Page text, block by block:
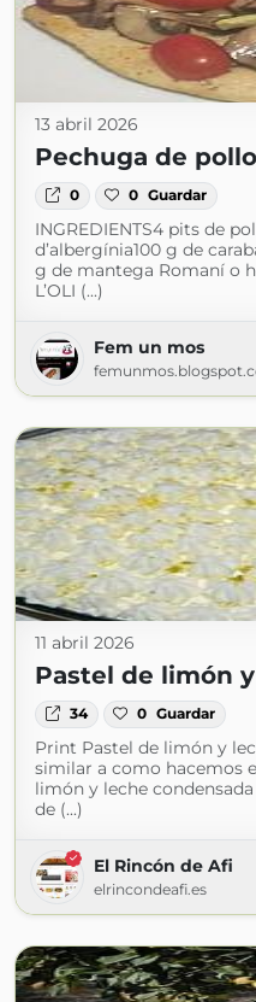
13 abril 2026
Pechuga de
0 0 Guardar
INGREDIENTS4 pits de
d’albergínia100 g de
g de mantega Romaní o
L’OLI (...)
Fem un mos
11 abril 2026
Pastel de limón
34 0 Guardar
Print Pastel de limón y
similar a como hacemos
limón y leche
de (...)
El Rincón de Afi
elrincondeafi.es